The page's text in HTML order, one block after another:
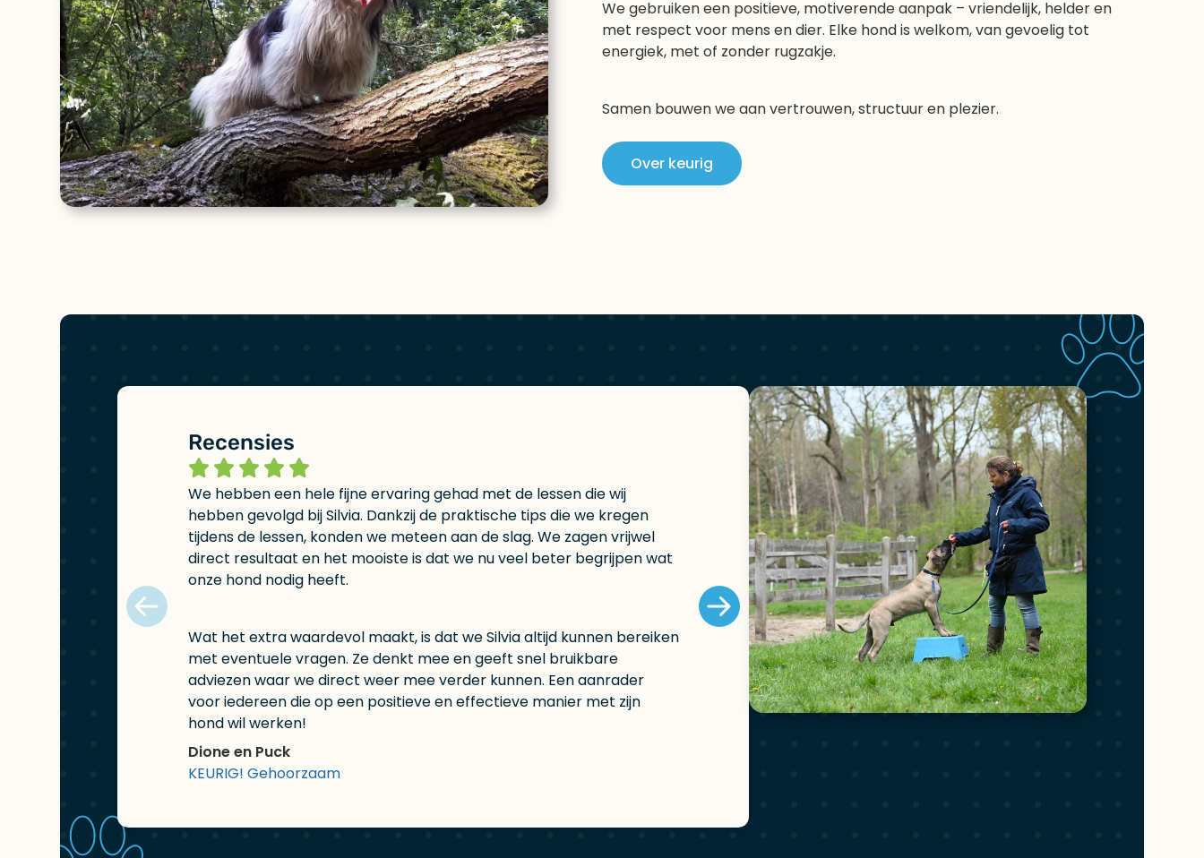
We gebruiken een positieve, motiverende aanpak – vriendelijk, helder en
met respect voor mens en dier. Elke hond is welkom, van gevoelig tot
energiek, met of zonder rugzakje.
Samen bouwen we aan vertrouwen, structuur en plezier.
Over keurig
Recensies
We hebben een hele fijne ervaring gehad met de lessen die wij
hebben gevolgd bij Silvia. Dankzij de praktische tips die we kregen
tijdens de lessen, konden we meteen aan de slag. We zagen vrijwel
direct resultaat en het mooiste is dat we nu veel beter begrijpen wat
onze hond nodig heeft.
Wat het extra waardevol maakt, is dat we Silvia altijd kunnen bereiken
met eventuele vragen. Ze denkt mee en geeft snel bruikbare
adviezen waar we direct weer mee verder kunnen. Een aanrader
voor iedereen die op een positieve en effectieve manier met zijn
hond wil werken!
Dione en Puck
KEURIG! Gehoorzaam
Recensies
Fijne hondenschool! Silvia geeft op een leuke manier
We hebben met veel plezier puppy, basis en
gevolgd.
Daarnaast bleek onze hond ook een superspeurder
mantrailen.